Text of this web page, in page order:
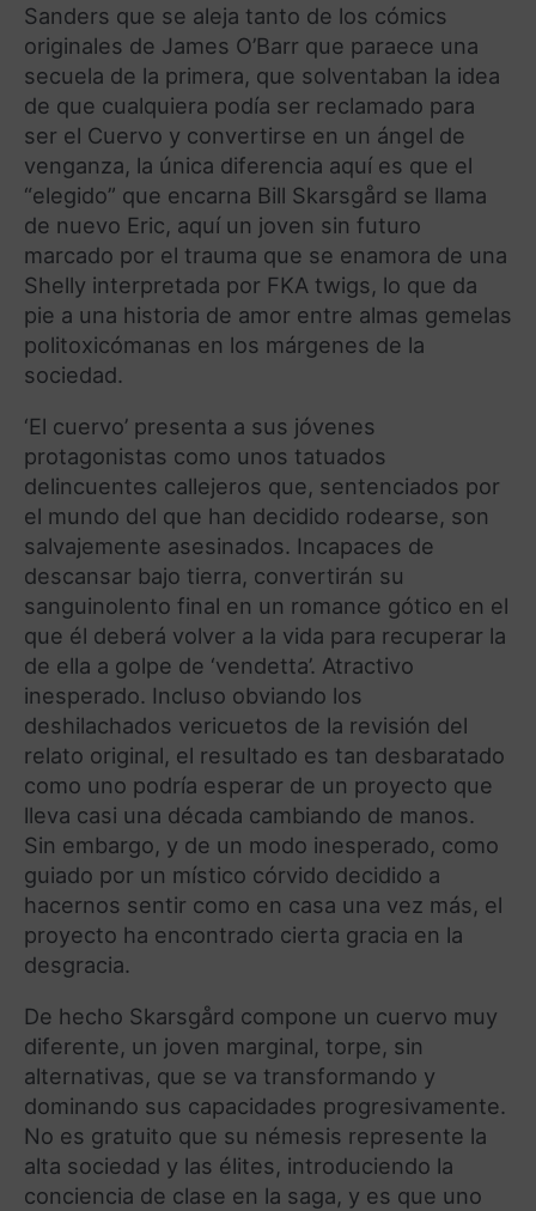
Sanders que se aleja tanto de los cómics
originales de James O’Barr que paraece una
secuela de la primera, que solventaban la idea
de que cualquiera podía ser reclamado para
ser el Cuervo y convertirse en un ángel de
venganza, la única diferencia aquí es que el
“elegido” que encarna Bill Skarsgård se llama
de nuevo Eric, aquí un joven sin futuro
marcado por el trauma que se enamora de una
Shelly interpretada por FKA twigs, lo que da
pie a una historia de amor entre almas gemelas
politoxicómanas en los márgenes de la
sociedad.
‘El cuervo’ presenta a sus jóvenes
protagonistas como unos tatuados
delincuentes callejeros que, sentenciados por
el mundo del que han decidido rodearse, son
salvajemente asesinados. Incapaces de
descansar bajo tierra, convertirán su
sanguinolento final en un romance gótico en el
que él deberá volver a la vida para recuperar la
de ella a golpe de ‘vendetta’. Atractivo
inesperado. Incluso obviando los
deshilachados vericuetos de la revisión del
relato original, el resultado es tan desbaratado
como uno podría esperar de un proyecto que
lleva casi una década cambiando de manos.
Sin embargo, y de un modo inesperado, como
guiado por un místico córvido decidido a
hacernos sentir como en casa una vez más, el
proyecto ha encontrado cierta gracia en la
desgracia.
De hecho Skarsgård compone un cuervo muy
diferente, un joven marginal, torpe, sin
alternativas, que se va transformando y
dominando sus capacidades progresivamente.
No es gratuito que su némesis represente la
alta sociedad y las élites, introduciendo la
conciencia de clase en la saga, y es que uno